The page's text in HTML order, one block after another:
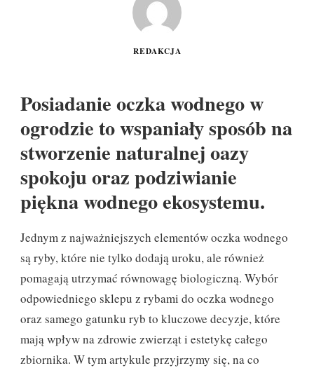
REDAKCJA
Posiadanie oczka wodnego w
ogrodzie to wspaniały sposób na
stworzenie naturalnej oazy
spokoju oraz podziwianie
piękna wodnego ekosystemu.
Jednym z najważniejszych elementów oczka wodnego
są ryby, które nie tylko dodają uroku, ale również
pomagają utrzymać równowagę biologiczną. Wybór
odpowiedniego sklepu z rybami do oczka wodnego
oraz samego gatunku ryb to kluczowe decyzje, które
mają wpływ na zdrowie zwierząt i estetykę całego
zbiornika. W tym artykule przyjrzymy się, na co